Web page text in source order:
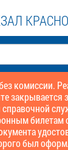
комиссии.
закрывается
справочной
билетам
был